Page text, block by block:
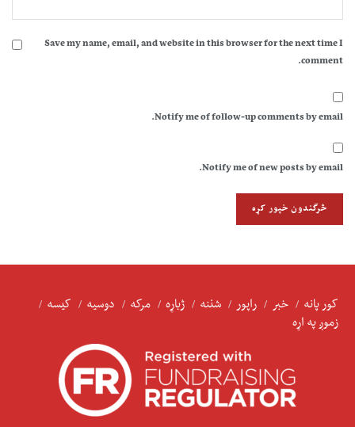
Save my name, email, and website in this browser for the next time I
comment.
Notify me of follow-up comments by email.
Notify me of new posts by email.
کور پانه خبر راپور شننه ژباړه مرکه دوسیه
کیسه
زموږ په اړه